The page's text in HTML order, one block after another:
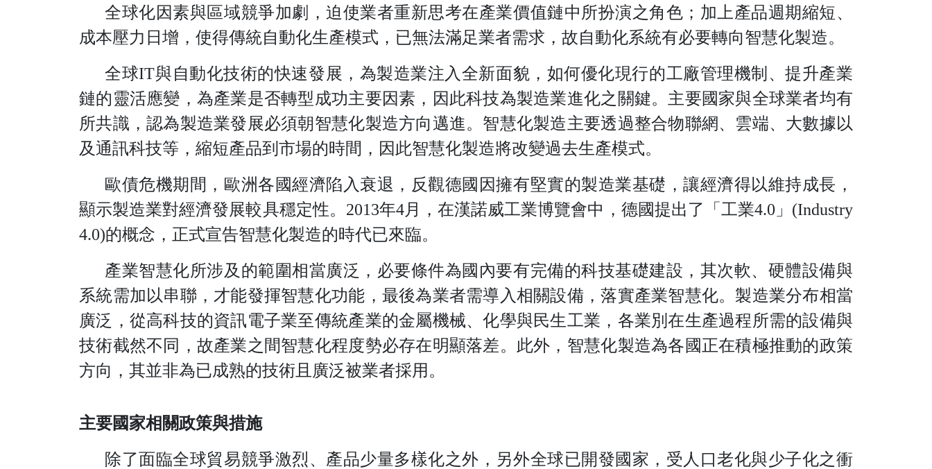
全球化因素與區域競爭加劇，迫使業者重新思考在產業價值鏈中所扮演之角色；加上產品週期縮短、
成本壓力日增，使得傳統自動化生產模式，已無法滿足業者需求，故自動化系統有必要轉向智慧化製造。
全球IT與自動化技術的快速發展，為製造業注入全新面貌，如何優化現行的工廠管理機制、提升產業
鏈的靈活應變，為產業是否轉型成功主要因素，因此科技為製造業進化之關鍵。主要國家與全球業者均有
所共識，認為製造業發展必須朝智慧化製造方向邁進。智慧化製造主要透過整合物聯網、雲端、大數據以
及通訊科技等，縮短產品到市場的時間，因此智慧化製造將改變過去生產模式。
歐債危機期間，歐洲各國經濟陷入衰退，反觀德國因擁有堅實的製造業基礎，讓經濟得以維持成長，
顯示製造業對經濟發展較具穩定性。 2013年4月，在漢諾威工業博覽會中，德國提出了「工業4.0 」 (Industry
4.0)的概念，正式宣告智慧化製造的時代已來臨。
產業智慧化所涉及的範圍相當廣泛，必要條件為國內要有完備的科技基礎建設，其次軟、硬體設備與
系統需加以串聯，才能發揮智慧化功能，最後為業者需導入相關設備，落實產業智慧化。製造業分布相當
廣泛，從高科技的資訊電子業至傳統產業的金屬機械、化學與民生工業，各業別在生產過程所需的設備與
技術截然不同，故產業之間智慧化程度勢必存在明顯落差。此外，智慧化製造為各國正在積極推動的政策
方向，其並非為已成熟的技術且廣泛被業者採用。
主要國家相關政策與措施
除了面臨全球貿易競爭激烈、產品少量多樣化之外，另外全球已開發國家，受人口老化與少子化之衝